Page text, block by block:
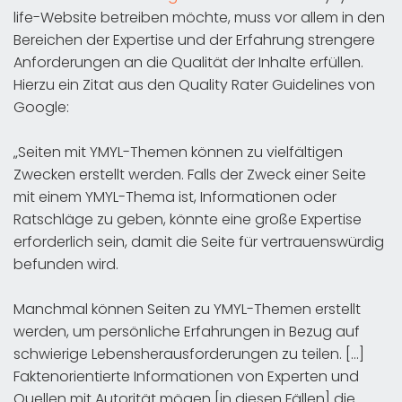
life-Website betreiben möchte, muss vor allem in den
Bereichen der Expertise und der Erfahrung strengere
Anforderungen an die Qualität der Inhalte erfüllen.
Hierzu ein Zitat aus den Quality Rater Guidelines von
Google:
„Seiten mit YMYL-Themen können zu vielfältigen
Zwecken erstellt werden. Falls der Zweck einer Seite
mit einem YMYL-Thema ist, Informationen oder
Ratschläge zu geben, könnte eine große Expertise
erforderlich sein, damit die Seite für vertrauenswürdig
befunden wird.
Manchmal können Seiten zu YMYL-Themen erstellt
werden, um persönliche Erfahrungen in Bezug auf
schwierige Lebensherausforderungen zu teilen. […]
Faktenorientierte Informationen von Experten und